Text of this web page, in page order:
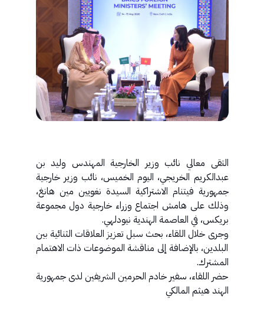
التقى معالي نائب وزير الخارجية المهندس وليد بن
عبدالكريم الخريجي، اليوم الخميس، نائب وزير خارجية
جمهورية فيتنام الاشتراكية السيدة نغويين مين هانغ،
وذلك على هامش اجتماع وزراء خارجية دول مجموعة
بريكس، في العاصمة الهندية نيودلهي.
وجرى خلال اللقاء، بحث سبل تعزيز العلاقات الثنائية بين
البلدين، بالإضافة إلى مناقشة الموضوعات ذات الاهتمام
المشترك.
حضر اللقاء، سفير خادم الحرمين الشريفين لدى جمهورية
الهند هيثم المالكي